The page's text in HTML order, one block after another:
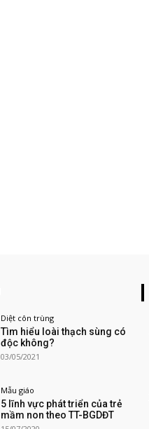
Diệt côn trùng
Tìm hiểu loài thạch sùng có
độc không?
03/05/2021
Mẫu giáo
5 lĩnh vực phát triển của trẻ
mầm non theo TT-BGDĐT